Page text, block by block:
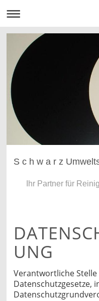
S c h w a r z
Ihr Partner für
UNG
Verantwortliche
Datenschutzgesetze,